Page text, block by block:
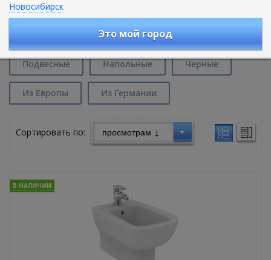
Биде Ideal Standard Esedra в
Екатеринбурге
Подвесные Напольные Черные
Из Европы Из Германии
Сортировать по:
В НАЛИЧИИ
Новосибирск
Это мой город